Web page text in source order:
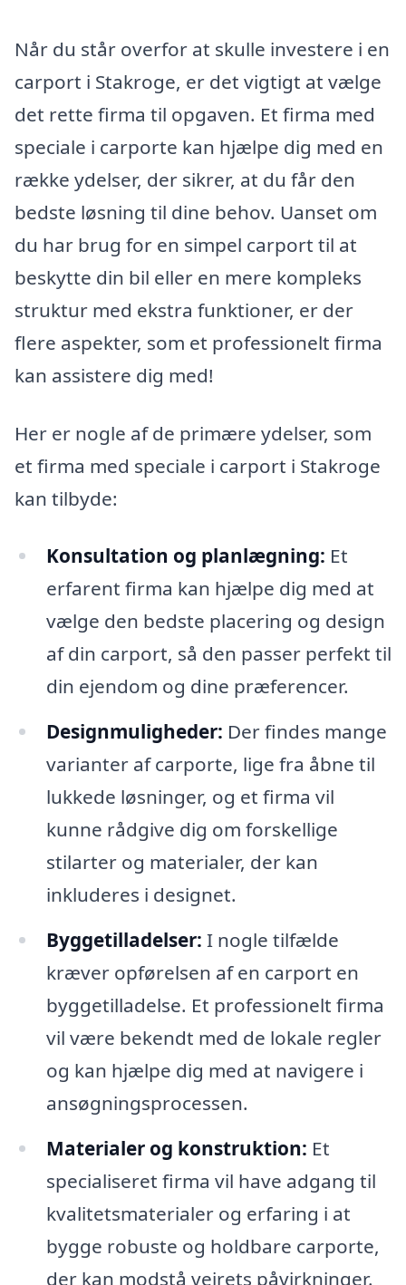
Når du står overfor at skulle investere i en
carport i Stakroge, er det vigtigt at vælge
det rette firma til opgaven. Et firma med
speciale i carporte kan hjælpe dig med en
række ydelser, der sikrer, at du får den
bedste løsning til dine behov. Uanset om
du har brug for en simpel carport til at
beskytte din bil eller en mere kompleks
struktur med ekstra funktioner, er der
flere aspekter, som et professionelt firma
kan assistere dig med!
Her er nogle af de primære ydelser, som
et firma med speciale i carport i Stakroge
kan tilbyde:
Konsultation og planlægning: Et
erfarent firma kan hjælpe dig med at
vælge den bedste placering og design
af din carport, så den passer perfekt til
din ejendom og dine præferencer.
Designmuligheder: Der findes mange
varianter af carporte, lige fra åbne til
lukkede løsninger, og et firma vil
kunne rådgive dig om forskellige
stilarter og materialer, der kan
inkluderes i designet.
Byggetilladelser: I nogle tilfælde
kræver opførelsen af en carport en
byggetilladelse. Et professionelt firma
vil være bekendt med de lokale regler
og kan hjælpe dig med at navigere i
ansøgningsprocessen.
Materialer og konstruktion: Et
specialiseret firma vil have adgang til
kvalitetsmaterialer og erfaring i at
bygge robuste og holdbare carporte,
der kan modstå vejrets påvirkninger.